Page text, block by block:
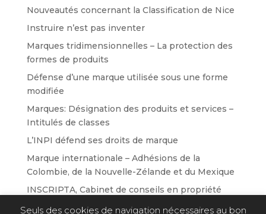
Nouveautés concernant la Classification de Nice
Instruire n’est pas inventer
Marques tridimensionnelles – La protection des
formes de produits
Défense d’une marque utilisée sous une forme
modifiée
Marques: Désignation des produits et services –
Intitulés de classes
L’INPI défend ses droits de marque
Marque internationale – Adhésions de la
Colombie, de la Nouvelle-Zélande et du Mexique
INSCRIPTA, Cabinet de conseils en propriété
Seuls des cookies de navigation nécessaires au bon